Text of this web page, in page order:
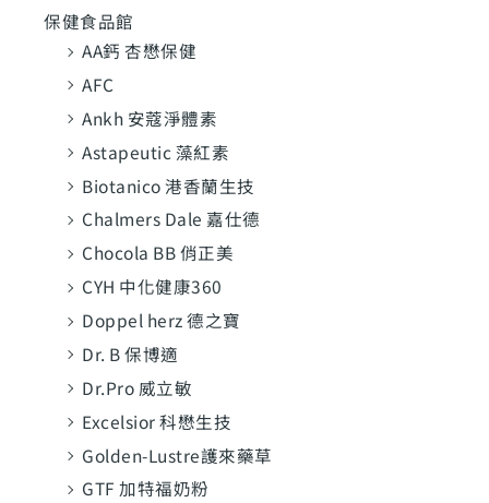
:保健食品館
AA鈣 杏懋保健
AFC
Ankh 安蔻淨體素
Astapeutic 藻紅素
Biotanico 港香蘭生技
Chalmers Dale 嘉仕德
Chocola BB 俏正美
CYH 中化健康360
Doppel herz 德之寶
Dr. B 保博適
Dr.Pro 威立敏
Excelsior 科懋生技
Golden-Lustre護來藥草
GTF 加特福奶粉